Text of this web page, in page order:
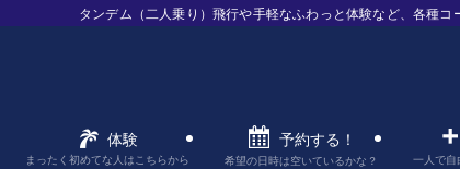
タンデム（二人乗り）飛行や手軽なふわっと体験など、各種
体験
まったく初めてな人はこちらから
予約する！
希望の日時は空いているかな？ 一人で自